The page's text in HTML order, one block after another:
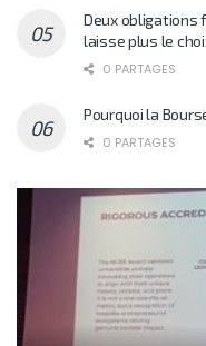
Deux obligations
laisse plus le
0 PARTAGES
Pourquoi la
0 PARTAGES